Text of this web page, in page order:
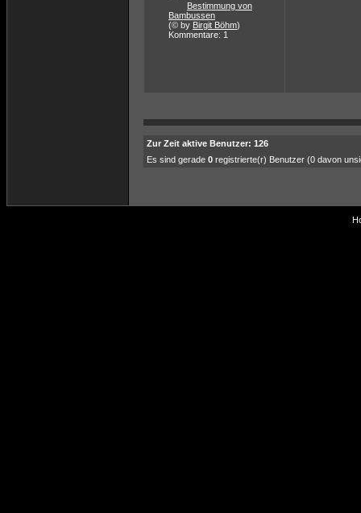
Bestimmung von
Bambussen
(© by Birgit Böhm)
Kommentare: 1
Zur Zeit aktive Benutzer: 126
Es sind gerade 0 registrierte(r) Benutzer (0 davon